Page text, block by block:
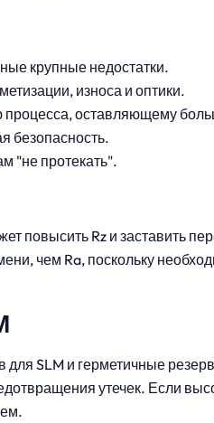
крупные недостатки.
износа и оптики.
процесса, оставляющему
безопасность.
"не протекать".
повысить Rz и заставить
чем Ra, поскольку
для SLM и герметичные
утечек. Если